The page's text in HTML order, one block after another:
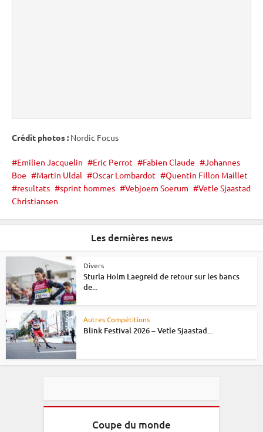
Crédit photos : Nordic Focus
Emilien Jacquelin Eric Perrot Fabien Claude
Johannes
Boe
Martin Uldal Oscar Lombardot
Quentin Fillon Maillet
resultats
sprint hommes Vebjoern Soerum
Vetle Sjaastad
Christiansen
Les dernières news
Divers
Sturla Holm Laegreid de retour sur les bancs
de...
Autres Compétitions
Blink Festival 2026 – Vetle Sjaastad...
Coupe du monde